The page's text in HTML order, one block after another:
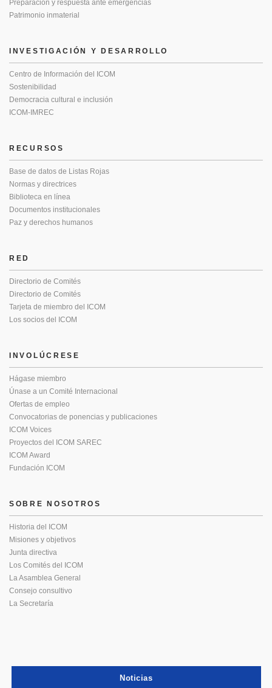
Preparación y respuesta ante emergencias
Patrimonio inmaterial
INVESTIGACIÓN Y DESARROLLO
Centro de Información del ICOM
Sostenibilidad
Democracia cultural e inclusión
ICOM-IMREC
RECURSOS
Base de datos de Listas Rojas
Normas y directrices
Biblioteca en línea
Documentos institucionales
Paz y derechos humanos
RED
Directorio de Comités
Directorio de Comités
Tarjeta de miembro del ICOM
Los socios del ICOM
INVOLÚCRESE
Hágase miembro
Únase a un Comité Internacional
Ofertas de empleo
Convocatorias de ponencias y publicaciones
ICOM Voices
Proyectos del ICOM SAREC
ICOM Award
Fundación ICOM
SOBRE NOSOTROS
Historia del ICOM
Misiones y objetivos
Junta directiva
Los Comités del ICOM
La Asamblea General
Consejo consultivo
La Secretaría
Noticias